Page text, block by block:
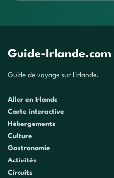
Guide-Irlande.com
Guide de voyage sur l'Irlande.
Aller en Irlande
Carte interactive
Hébergements
Culture
Gastronomie
Activités
Circuits